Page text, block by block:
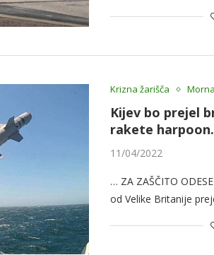
Krizna žarišča
Kijev bo prejel
rakete
11/04/2022
… ZA ZAŠČITO
od Velike Britanije